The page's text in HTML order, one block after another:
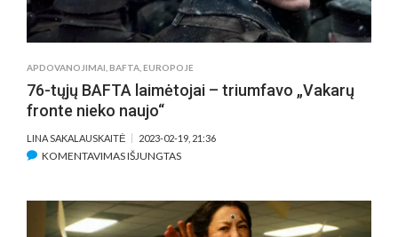
APDOVANOJIMAI BAFTA EUROPOJE
76-tųjų BAFTA laimėtojai – triumfavo „Vakarų
fronte nieko naujo“
LINA SAKALAUSKAITĖ 2023-02-19, 21:36
KOMENTAVIMAS IŠJUNGTASĮRAŠE
BAFTA
LAIMĖTOJAI